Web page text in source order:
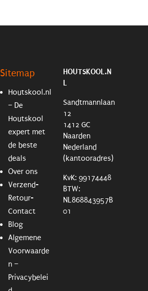
Sitemap
Houtskool.nl
– De
Houtskool
expert met
de beste
deals
Over ons
Verzend-
Retour-
Contact
Blog
Algemene
Voorwaarde
n –
Privacybelei
HOUTSKOOL.N
L
Sandtmannlaan
12
1412 GC
Naarden
Nederland
(kantooradres)
KvK: 99174448
BTW:
NL868843957B
01